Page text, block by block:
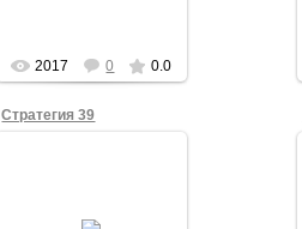
2017 0 0.0
Стратегия 39